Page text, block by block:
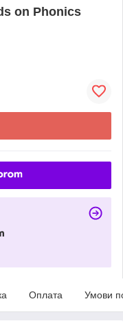
on Phonics
Оплата Умови